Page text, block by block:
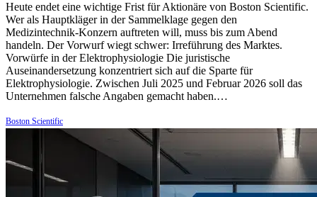
Heute endet eine wichtige Frist für Aktionäre von Boston Scientific.
Wer als Hauptkläger in der Sammelklage gegen den
Medizintechnik-Konzern auftreten will, muss bis zum Abend
handeln. Der Vorwurf wiegt schwer: Irreführung des Marktes.
Vorwürfe in der Elektrophysiologie Die juristische
Auseinandersetzung konzentriert sich auf die Sparte für
Elektrophysiologie. Zwischen Juli 2025 und Februar 2026 soll das
Unternehmen falsche Angaben gemacht haben.…
Boston Scientific